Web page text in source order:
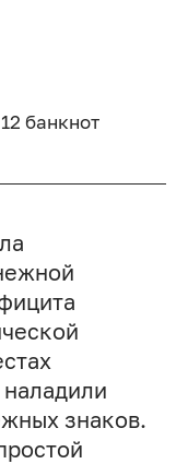
банкнот
знаков.